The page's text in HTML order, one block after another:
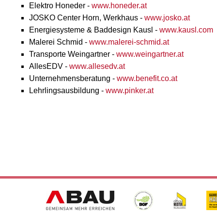
Elektro Honeder - www.honeder.at
JOSKO Center Horn, Werkhaus - www.josko.at
Energiesysteme & Baddesign Kausl - www.kausl.com
Malerei Schmid - www.malerei-schmid.at
Transporte Weingartner - www.weingartner.at
AllesEDV - www.allesedv.at
Unternehmensberatung - www.benefit.co.at
Lehrlingsausbildung - www.pinker.at